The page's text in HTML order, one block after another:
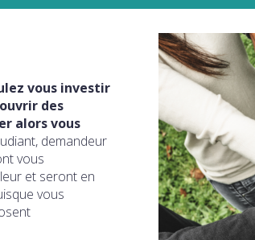
vous investir
des
alors vous
demandeur
vous
et seront en
vous